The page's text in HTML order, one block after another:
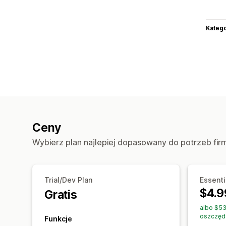
Ceny
Wybierz plan najlepiej dopasowany do potrzeb
Trial/Dev Plan
Gratis
Funkcje
albo